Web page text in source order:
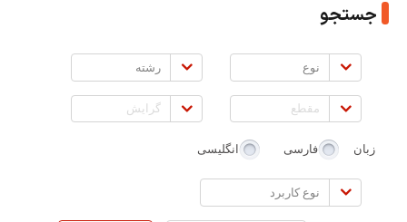
جستجو
نوع رشته
مقطع گرایش
زبان فارسی انگلیسی
نوع
کاربرد